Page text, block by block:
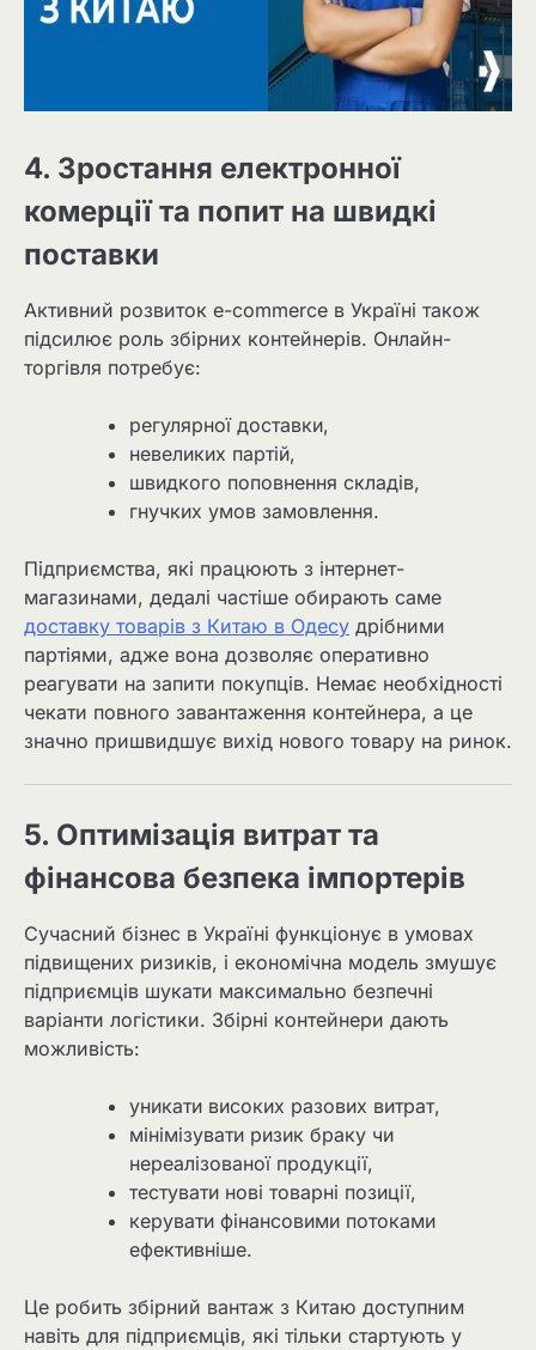
4. Зростання електронної
комерції та попит на швидкі
поставки
Активний розвиток e-commerce в Україні також
підсилює роль збірних контейнерів. Онлайн-
торгівля потребує:
регулярної доставки,
невеликих партій,
швидкого поповнення складів,
гнучких умов замовлення.
Підприємства, які працюють з інтернет-
магазинами, дедалі частіше обирають саме
доставку товарів з Китаю в Одесу дрібними
партіями, адже вона дозволяє оперативно
реагувати на запити покупців. Немає необхідності
чекати повного завантаження контейнера, а це
значно пришвидшує вихід нового товару на ринок.
5. Оптимізація витрат та
фінансова безпека імпортерів
Сучасний бізнес в Україні функціонує в умовах
підвищених ризиків, і економічна модель змушує
підприємців шукати максимально безпечні
варіанти логістики. Збірні контейнери дають
можливість:
уникати високих разових витрат,
мінімізувати ризик браку чи
нереалізованої продукції,
тестувати нові товарні позиції,
керувати фінансовими потоками
ефективніше.
Це робить збірний вантаж з Китаю доступним
навіть для підприємців, які тільки стартують у